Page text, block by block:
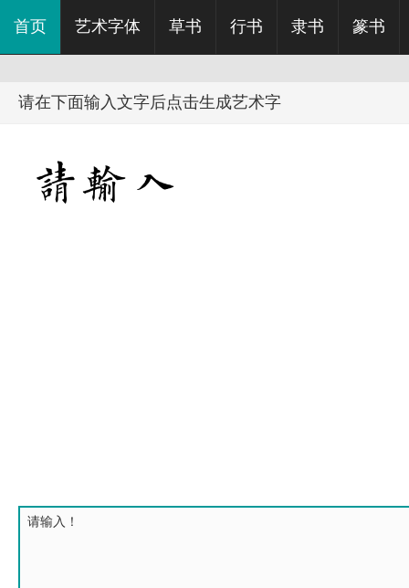
首页 艺术字体 草书 行书 隶书 篆书
请在下面输入文字后点击生成艺术字